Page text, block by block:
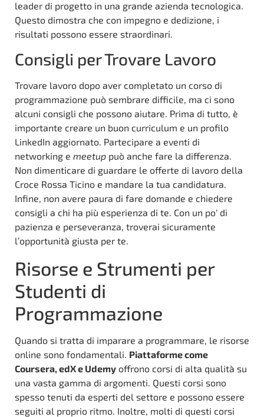
leader di progetto in una grande azienda tecnologica.
Questo dimostra che con impegno e dedizione, i
risultati possono essere straordinari.
Consigli per Trovare Lavoro
Trovare lavoro dopo aver completato un corso di
programmazione può sembrare difficile, ma ci sono
alcuni consigli che possono aiutare. Prima di tutto, è
importante creare un buon curriculum e un profilo
LinkedIn aggiornato. Partecipare a eventi di
networking e meetup può anche fare la differenza.
Non dimenticare di guardare le offerte di lavoro della
Croce Rossa Ticino e mandare la tua candidatura.
Infine, non avere paura di fare domande e chiedere
consigli a chi ha più esperienza di te. Con un po‘ di
pazienza e perseveranza, troverai sicuramente
l’opportunità giusta per te.
Risorse e Strumenti per
Studenti di
Programmazione
Quando si tratta di imparare a programmare, le risorse
online sono fondamentali. Piattaforme come
Coursera, edX e Udemy offrono corsi di alta qualità su
una vasta gamma di argomenti. Questi corsi sono
spesso tenuti da esperti del settore e possono essere
seguiti al proprio ritmo. Inoltre, molti di questi corsi